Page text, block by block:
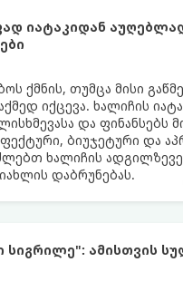
იატაკიდან
ქმნის, თუმცა მისი
იქცევა. ხალიჩის
და ფინანსებს
ბიუჯეტური და
ხალიჩის ადგილზევე
დაბრუნებას.
ამისთვის